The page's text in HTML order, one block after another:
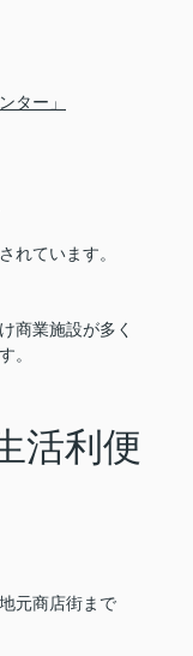
ター」
れています。
商業施設が多く
。
活利便
元商店街まで